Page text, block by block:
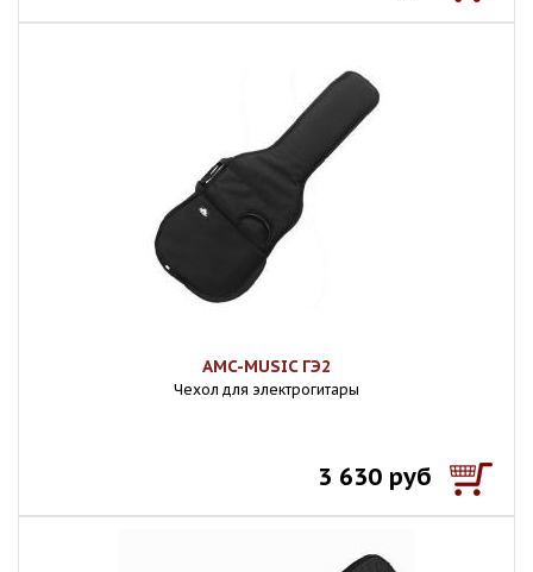
AMC-MUSIC ГЭ2
Чехол для электрогитары
3 630 руб